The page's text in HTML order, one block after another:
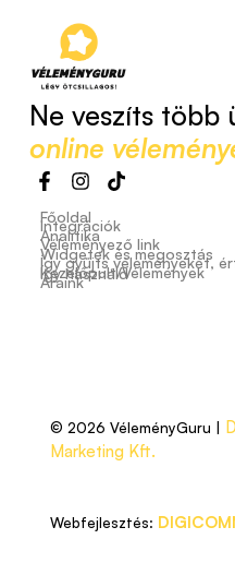
Ne veszíts több
online
Főoldal
Integrációk
Analitika
Véleményező link
Widgetek és megosztás
Így gyűjts véleményeket,
Kezelőpult/Vélemények
Így használd
Áraink
© 2026 VéleményGuru |
Marketing Kft.
Webfejlesztés: